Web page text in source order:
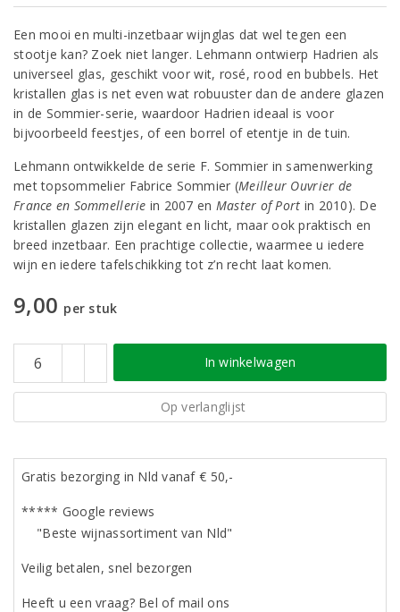
Een mooi en multi-inzetbaar wijnglas dat wel tegen een
stootje kan? Zoek niet langer. Lehmann ontwierp Hadrien als
universeel glas, geschikt voor wit, rosé, rood en bubbels. Het
kristallen glas is net even wat robuuster dan de andere glazen
in de Sommier-serie, waardoor Hadrien ideaal is voor
bijvoorbeeld feestjes, of een borrel of etentje in de tuin.
Lehmann ontwikkelde de serie F. Sommier in samenwerking
met topsommelier Fabrice Sommier (Meilleur Ouvrier de
France en Sommellerie in 2007 en Master of Port in 2010). De
kristallen glazen zijn elegant en licht, maar ook praktisch en
breed inzetbaar. Een prachtige collectie, waarmee u iedere
wijn en iedere tafelschikking tot z’n recht laat komen.
9,00 per stuk
In winkelwagen
Op verlanglijst
Gratis bezorging in Nld vanaf € 50,-
***** Google reviews
"Beste wijnassortiment van Nld"
Veilig betalen, snel bezorgen
Heeft u een vraag? Bel of mail ons